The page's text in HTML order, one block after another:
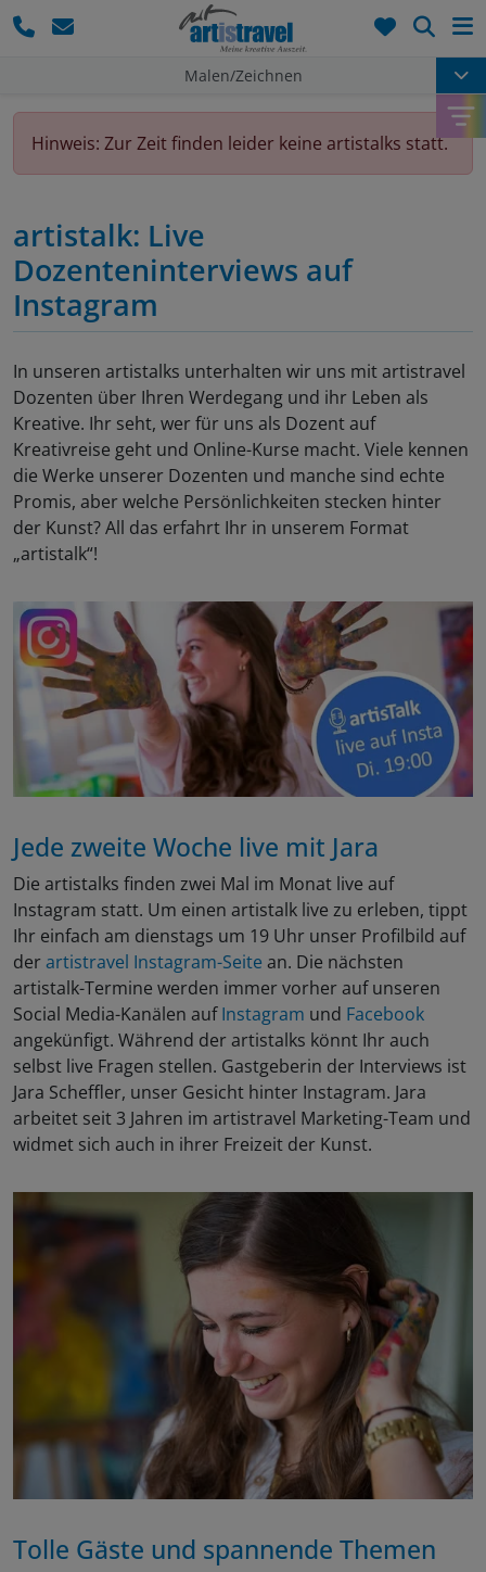
Malen/Zeichnen
Hinweis: Zur Zeit finden leider keine artistalks statt.
artistalk: Live
Dozenteninterviews auf
Instagram
In unseren artistalks unterhalten wir uns mit artistravel
Dozenten über Ihren Werdegang und ihr Leben als
Kreative. Ihr seht, wer für uns als Dozent auf
Kreativreise geht und Online-Kurse macht. Viele kennen
die Werke unserer Dozenten und manche sind echte
Promis, aber welche Persönlichkeiten stecken hinter
der Kunst? All das erfahrt Ihr in unserem Format
„artistalk“!
Jede zweite Woche live mit Jara
Die artistalks finden zwei Mal im Monat live auf
Instagram statt. Um einen artistalk live zu erleben, tippt
Ihr einfach am dienstags um 19 Uhr unser Profilbild auf
derartistravel Instagram-Seite an. Die nächsten
artistalk-Termine werden immer vorher auf unseren
Social Media-Kanälen aufInstagram und Facebook
angekünfigt. Während der artistalks könnt Ihr auch
selbst live Fragen stellen. Gastgeberin der Interviews ist
Jara Scheffler, unser Gesicht hinter Instagram. Jara
arbeitet seit 3 Jahren im artistravel Marketing-Team und
widmet sich auch in ihrer Freizeit der Kunst.
Tolle Gäste und spannende Themen